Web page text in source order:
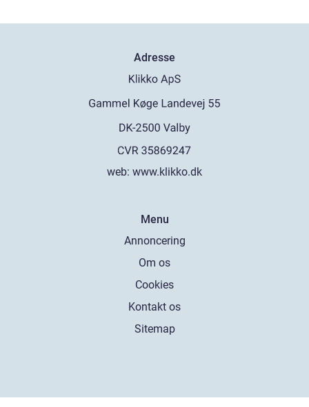
Adresse
web: www.klikko.dk
Menu
Annoncering
Om os
Cookies
Kontakt os
Sitemap